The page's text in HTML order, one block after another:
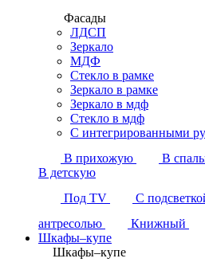
Фасады
ЛДСП
Зеркало
МДФ
Стекло в рамке
Зеркало в рамке
Зеркало в мдф
Стекло в мдф
С интегрированными
В прихожую
В
В детскую
Под TV
С
антресолью
Книжный
Шкафы–купе
Шкафы–купе